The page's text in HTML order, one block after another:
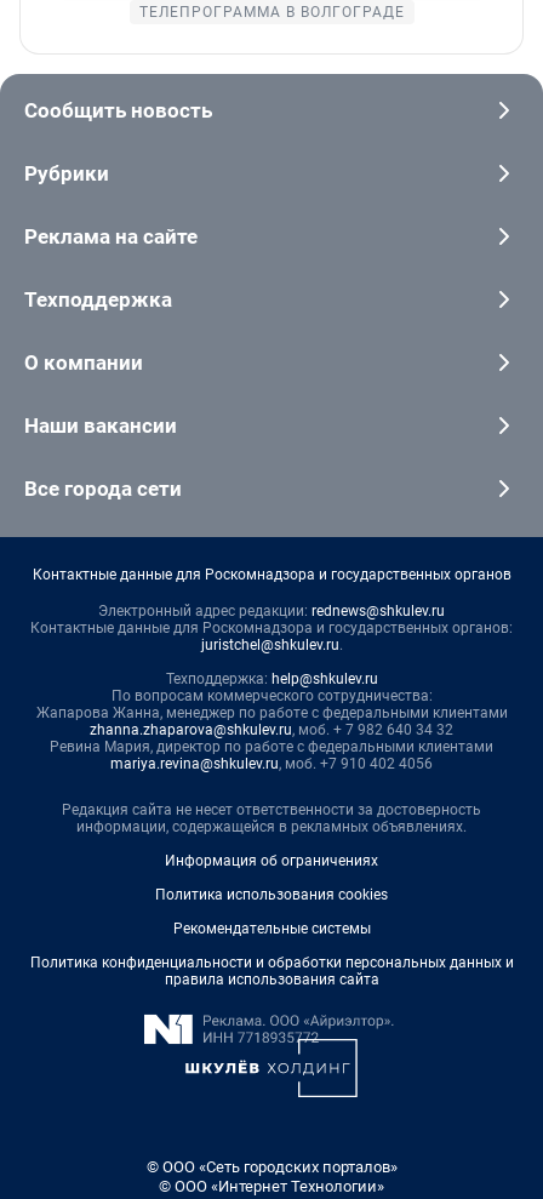
ТЕЛЕПРОГРАММА В ВОЛГОГРАДЕ
Сообщить новость
Рубрики
Реклама на сайте
Техподдержка
О компании
Наши вакансии
Все города сети
Контактные данные для Роскомнадзора и государственных органов
Электронный адрес редакции: rednews@shkulev.ru
Контактные данные для Роскомнадзора и государственных органов:
juristchel@shkulev.ru.
Техподдержка: help@shkulev.ru
По вопросам коммерческого сотрудничества:
Жапарова Жанна, менеджер по работе с федеральными клиентами
zhanna.zhaparova@shkulev.ru, моб. + 7 982 640 34 32
Ревина Мария, директор по работе с федеральными клиентами
mariya.revina@shkulev.ru, моб. +7 910 402 4056
Редакция сайта не несет ответственности за достоверность
информации, содержащейся в рекламных объявлениях.
Информация об ограничениях
Политика использования cookies
Рекомендательные системы
Политика конфиденциальности и обработки персональных данных и
правила использования сайта
© ООО «Сеть городских порталов»
© ООО «Интернет Технологии»